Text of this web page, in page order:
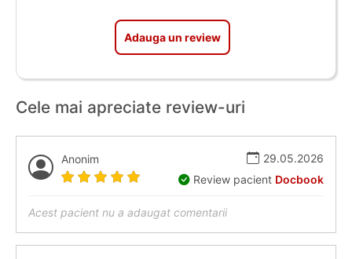
Adauga un review
Cele mai apreciate review-uri
Anonim
29.05.2026
Review pacient Docbook
Acest pacient nu a adaugat comentarii